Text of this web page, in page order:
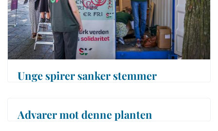
Unge spirer sanker stemmer
Advarer mot denne planten